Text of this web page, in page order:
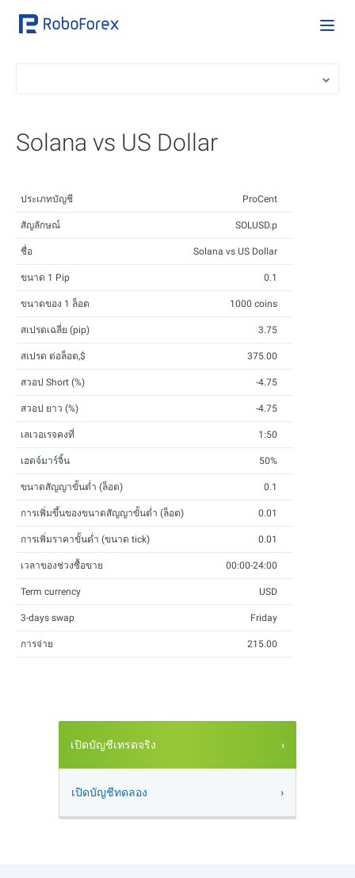
Solana vs US Dollar
ประเภทบัญชี ProCent
สัญลักษณ์ SOLUSD.p
ชื่อ Solana vs US Dollar
ขนาด 1 Pip 0.1
ขนาดของ 1 ล็อต 1000 coins
สเปรดเฉลี่ย (pip) 3.75
สเปรด ต่อล็อต,$ 375.00
สวอป Short (%) -4.75
สวอป ยาว (%) -4.75
เลเวอเรจคงที่ 1:50
เฮดจ์มาร์จิ้น 50%
ขนาดสัญญาขั้นต่ำ (ล็อต) 0.1
การเพิ่มขึ้นของขนาดสัญญาขั้นต่ำ (ล็อต) 0.01
การเพิ่มราคาขั้นต่ำ (ขนาด tick) 0.01
เวลาของช่วงซื้อขาย 00:00-24:00
Term currency USD
3-days swap Friday
การจ่าย 215.00
เปิดบัญชีเทรดจริง
เปิดบัญชีทดลอง